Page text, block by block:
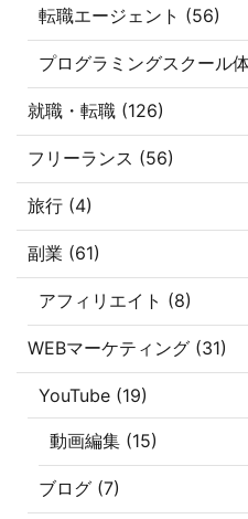
転職エージェント (56)
プログラミングスクール
就職・転職 (126)
フリーランス (56)
旅行 (4)
副業 (61)
アフィリエイト (8)
WEBマーケティング (31)
YouTube (19)
動画編集 (15)
ブログ (7)